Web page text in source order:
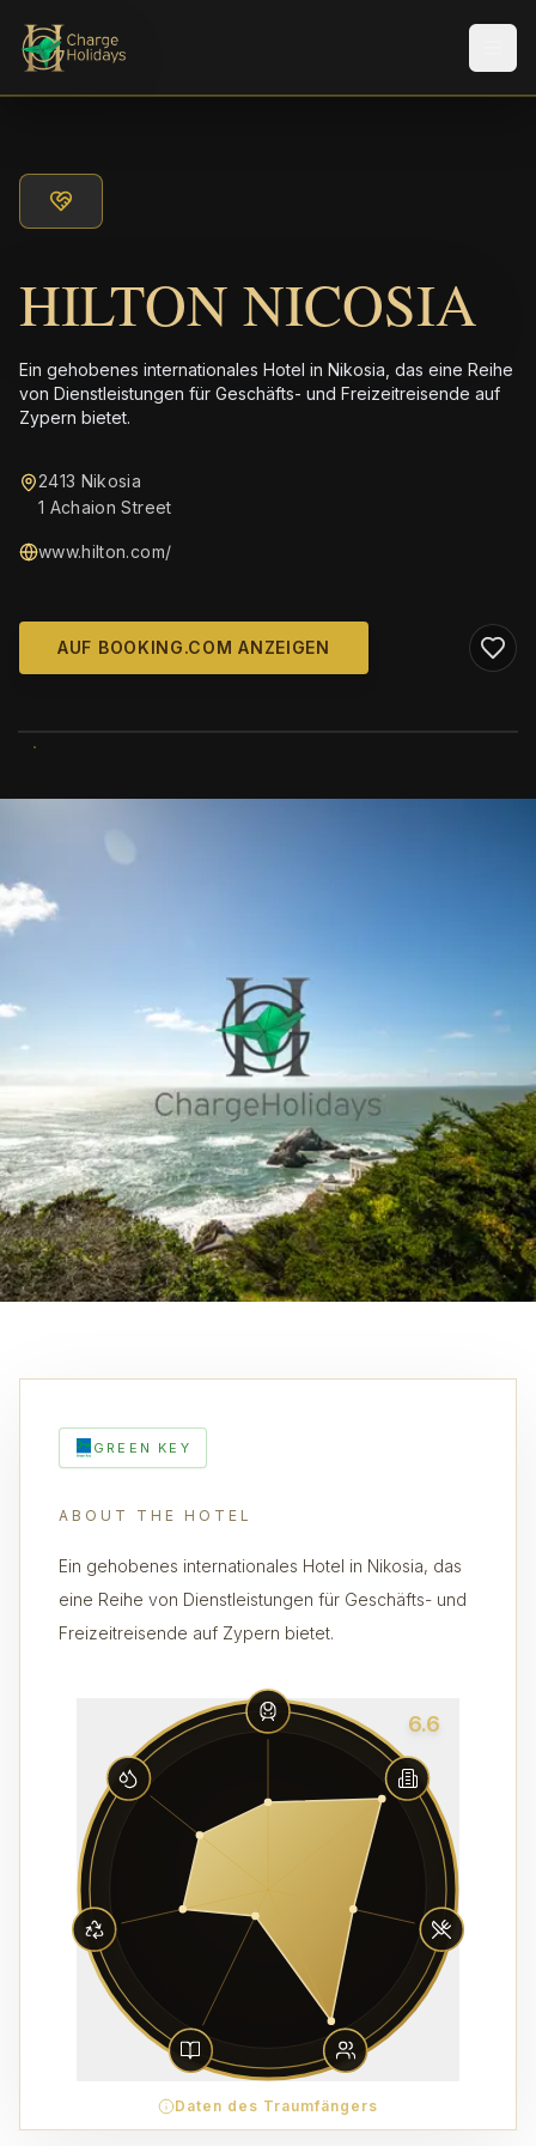
HILTON NICOSIA
Ein gehobenes internationales Hotel in Nikosia, das eine Reihe
von Dienstleistungen für Geschäfts- und Freizeitreisende auf
Zypern bietet.
2413 Nikosia
1 Achaion Street
www.hilton.com/
AUF BOOKING.COM ANZEIGEN
GREEN KEY
ABOUT THE HOTEL
Ein gehobenes internationales Hotel in Nikosia, das
eine Reihe von Dienstleistungen für Geschäfts- und
Freizeitreisende auf Zypern bietet.
6.6
Daten des Traumfängers